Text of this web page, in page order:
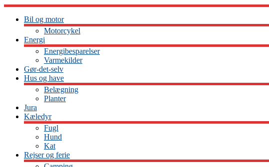
Bil og motor
Motorcykel
Energi
Energibesparelser
Varmekilder
Gør-det-selv
Hus og have
Belægning
Planter
Jura
Kæledyr
Fugl
Hund
Kat
Rejser og ferie